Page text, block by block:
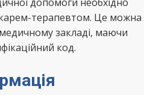
терапевтом. Це можна
закладі, маючи
код.